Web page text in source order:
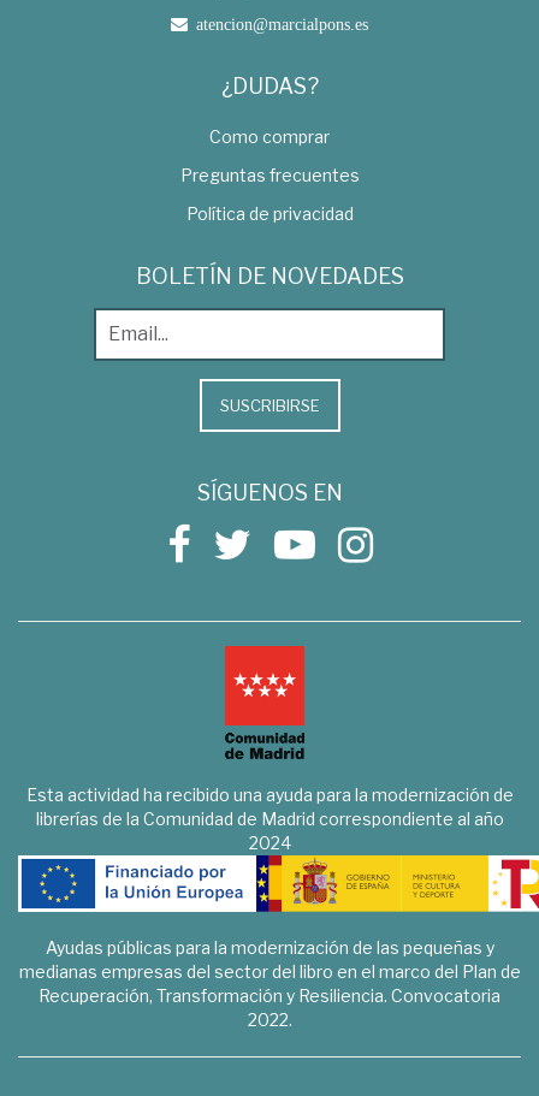
atencion@marcialpons.es
¿DUDAS?
Como comprar
Preguntas frecuentes
Política de privacidad
BOLETÍN DE NOVEDADES
SUSCRIBIRSE
SÍGUENOS EN
Esta actividad ha recibido una ayuda para la modernización de
librerías de la Comunidad de Madrid correspondiente al año
2024
Ayudas públicas para la modernización de las pequeñas y
medianas empresas del sector del libro en el marco del Plan de
Recuperación, Transformación y Resiliencia. Convocatoria
2022.